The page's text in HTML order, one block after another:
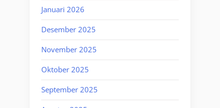
Januari 2026
Desember 2025
November 2025
Oktober 2025
September 2025